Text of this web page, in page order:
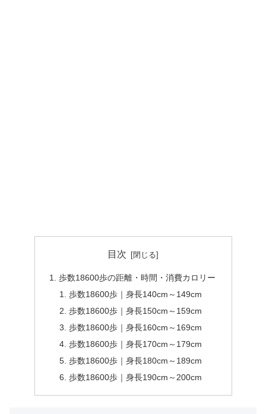
目次
歩数18600歩の距離・時間・消費カロリー
歩数18600歩｜身長140cm～149cm
歩数18600歩｜身長150cm～159cm
歩数18600歩｜身長160cm～169cm
歩数18600歩｜身長170cm～179cm
歩数18600歩｜身長180cm～189cm
歩数18600歩｜身長190cm～200cm